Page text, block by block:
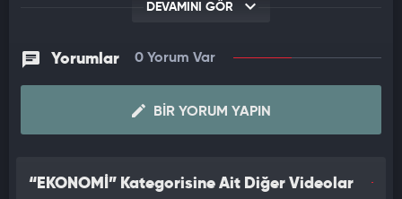
DEVAMINI GÖR
Yorumlar 0 Yorum Var
BIR YORUM YAPIN
“EKONOMİ” Kategorisine Ait Diğer Videolar